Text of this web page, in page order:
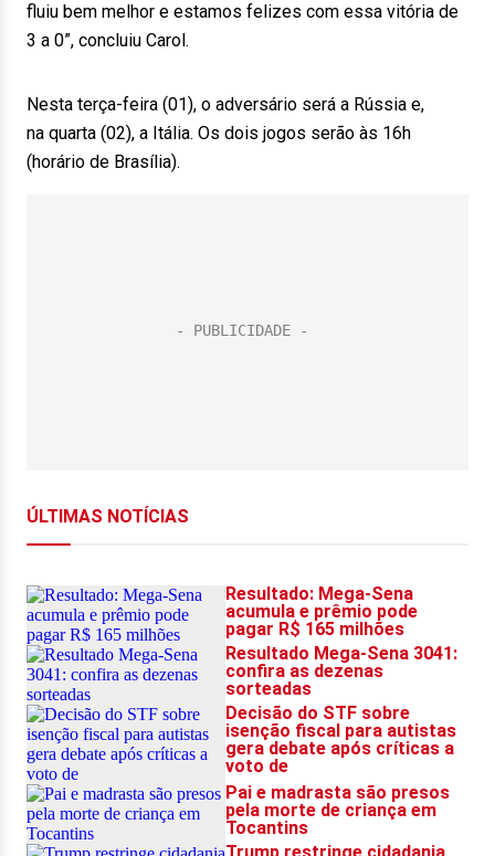
fluiu bem melhor e estamos felizes com essa vitória de
3 a 0”, concluiu Carol.
Nesta terça-feira (01), o adversário será a Rússia e,
na quarta (02), a Itália. Os dois jogos serão às 16h
(horário de Brasília).